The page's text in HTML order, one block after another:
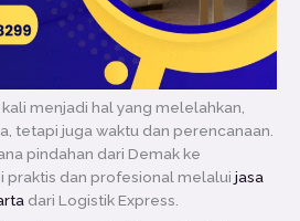
menjadi hal yang melelahkan,
tetapi juga waktu dan perencanaan.
pindahan dari Demak ke
praktis dan profesional melaluijasa
dari Logistik Express.